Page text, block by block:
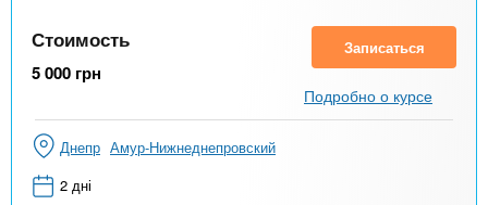
Стоимость
5 000 грн
Записаться
Подробно о курсе
Днепр Амур-Нижнеднепровский
2 дні